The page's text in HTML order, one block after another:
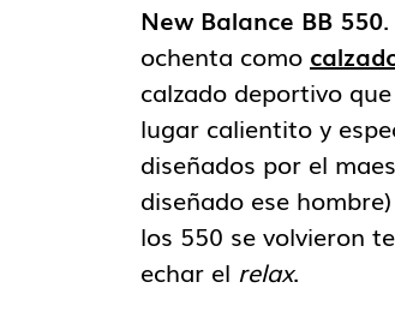
New Balance BB 550
ochenta como
calzado deportivo
lugar calientito y
diseñados por el
diseñado ese
los 550 se volvieron
echar el relax.